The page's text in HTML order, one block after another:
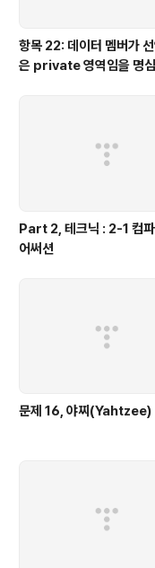
항목 22: 데이터 멤버가
은 private 영역임을 명
Part 2, 테크닉 : 2-1 컴파
어써션
문제 16, 야찌(Yahtzee)